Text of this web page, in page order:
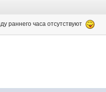
раннего часа отсутствуют